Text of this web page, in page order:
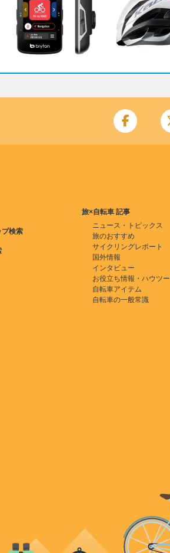
プ検索
旅×自転車 記事
ニュース・トピックス
旅のおすすめ
サイクリングレポート
国外情報
インタビュー
お役立ち情報・ハウツー
自転車アイテム
自転車の一般常識